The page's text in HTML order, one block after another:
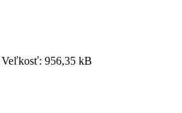
Veľkosť: 956,35 kB